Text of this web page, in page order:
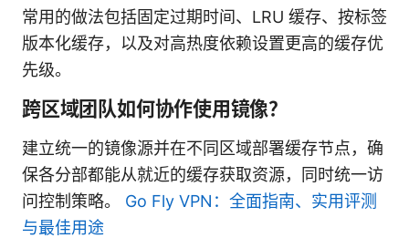
常用的做法包括固定过期时间、LRU 缓存、按标签
版本化缓存，以及对高热度依赖设置更高的缓存优
先级。
跨区域团队如何协作使用镜像？
建立统一的镜像源并在不同区域部署缓存节点，确
保各分部都能从就近的缓存获取资源，同时统一访
问控制策略。 Go Fly VPN：全面指南、实用评测
与最佳用途